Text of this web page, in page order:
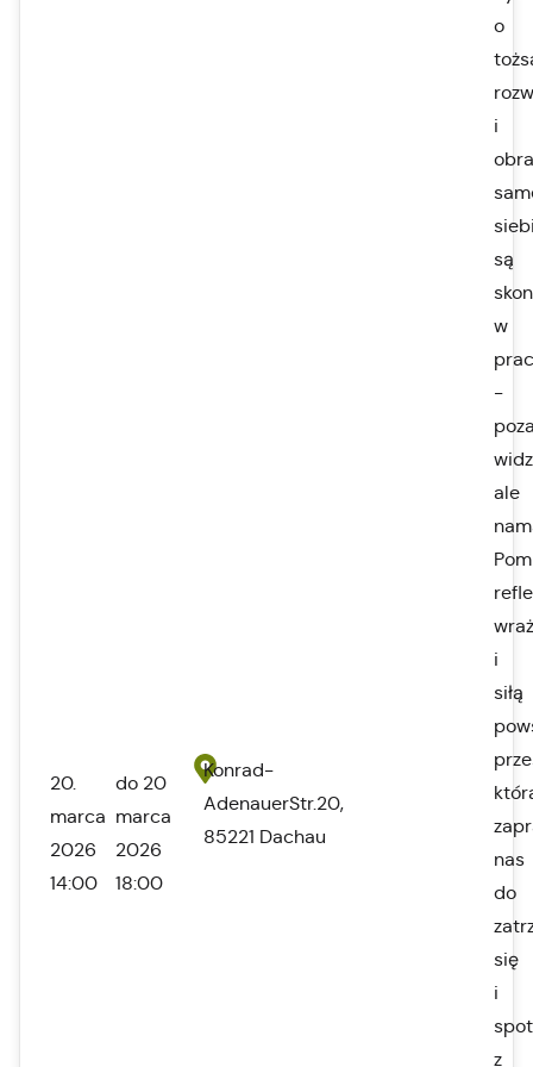
20.
marca
2026
14:00
do 20
marca
2026
18:00
Konrad-
AdenauerStr.20,
85221 Dachau
o
i
są
w
-
ale
i
siłą
nas
do
się
i
z